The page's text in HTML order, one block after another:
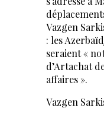
Vazgen
: les
seraient «
d’Artachat
affaires ».
Vazgen